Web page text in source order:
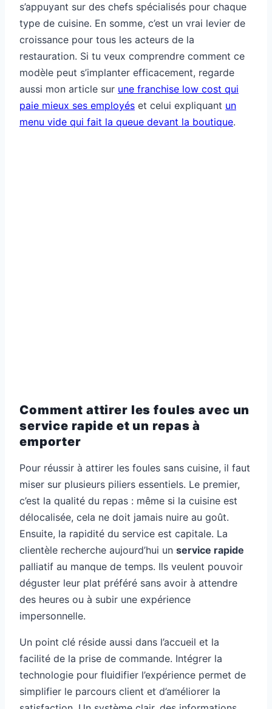
s’appuyant sur des chefs spécialisés pour chaque
type de cuisine. En somme, c’est un vrai levier de
croissance pour tous les acteurs de la
restauration. Si tu veux comprendre comment ce
modèle peut s’implanter efficacement, regarde
aussi mon article sur une franchise low cost qui
paie mieux ses employés et celui expliquant un
menu vide qui fait la queue devant la boutique.
Comment attirer les foules avec un
service rapide et un repas à
emporter
Pour réussir à attirer les foules sans cuisine, il faut
miser sur plusieurs piliers essentiels. Le premier,
c’est la qualité du repas : même si la cuisine est
délocalisée, cela ne doit jamais nuire au goût.
Ensuite, la rapidité du service est capitale. La
clientèle recherche aujourd’hui un service rapide
palliatif au manque de temps. Ils veulent pouvoir
déguster leur plat préféré sans avoir à attendre
des heures ou à subir une expérience
impersonnelle.
Un point clé réside aussi dans l’accueil et la
facilité de la prise de commande. Intégrer la
technologie pour fluidifier l’expérience permet de
simplifier le parcours client et d’améliorer la